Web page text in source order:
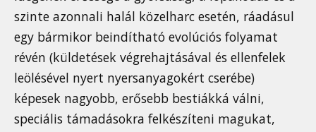
szinte azonnali halál közelharc esetén, ráadásul
egy bármikor beindítható evolúciós folyamat
révén (küldetések végrehajtásával és ellenfelek
leölésével nyert nyersanyagokért cserébe)
képesek nagyobb, erősebb bestiákká válni,
speciális támadásokra felkészíteni magukat,